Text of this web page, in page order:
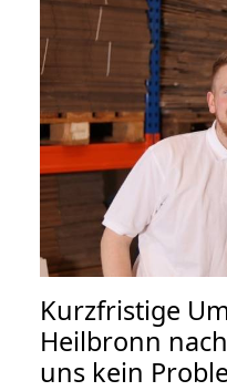
Kurzfristige
Heilbronn
uns kein